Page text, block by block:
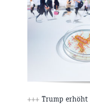
+++ Trump erhöht